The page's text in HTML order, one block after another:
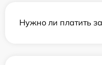
Нужно ли платить